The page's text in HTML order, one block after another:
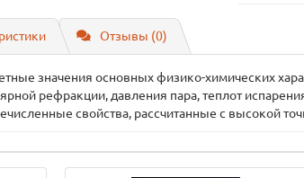
Отзывы (0)
значения основных физико-химических
рефракции, давления пара, теплот
свойства, рассчитанные с высокой